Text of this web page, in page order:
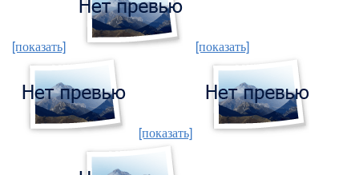
[показать] [показать]
[показать]